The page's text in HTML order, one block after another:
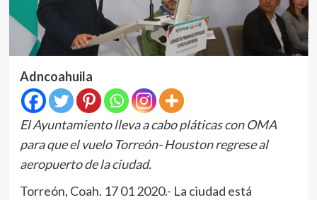
Adncoahuila
El Ayuntamiento lleva a cabo pláticas con OMA
para que el vuelo Torreón- Houston regrese al
aeropuerto de la ciudad.
Torreón, Coah. 17 01 2020.- La ciudad está